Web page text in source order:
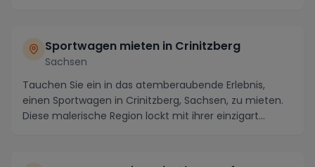
Sportwagen mieten in Crinitzberg
Sachsen
Tauchen Sie ein in das atemberaubende Erlebnis,
einen Sportwagen in Crinitzberg, Sachsen, zu mieten.
Diese malerische Region lockt mit ihrer einzigart...